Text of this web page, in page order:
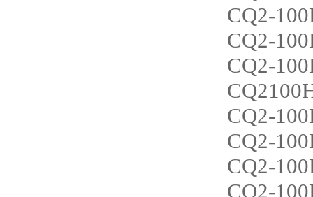
CQ2-
CQ2-
CQ2-
CQ2-
CQ2-
CQ2-
CQ2-